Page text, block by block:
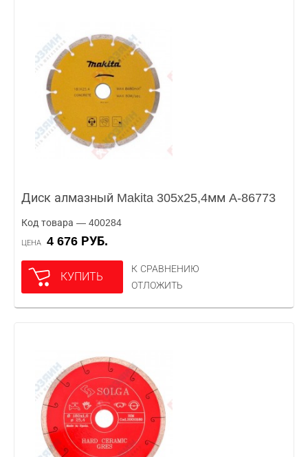
Диск алмазный Makita 305x25,4мм A-86773
Код товара — 400284
ЦЕНА 4 676 РУБ.
КУПИТЬ
К СРАВНЕНИЮ
ОТЛОЖИТЬ